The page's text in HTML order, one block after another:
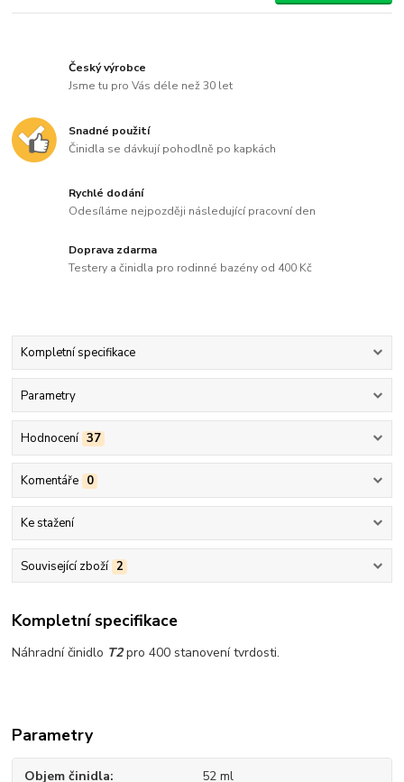
Český výrobce
Jsme tu pro Vás déle než 30 let
Snadné použití
Činidla se dávkují pohodlně po kapkách
Rychlé dodání
Odesíláme nejpozději následující pracovní den
Doprava zdarma
Testery a činidla pro rodinné bazény od 400 Kč
Kompletní specifikace
Parametry
Hodnocení 37
Komentáře 0
Ke stažení
Související zboží 2
Kompletní specifikace
Náhradní činidlo T2pro 400 stanovení tvrdosti.
Parametry
Objem činidla 52 ml